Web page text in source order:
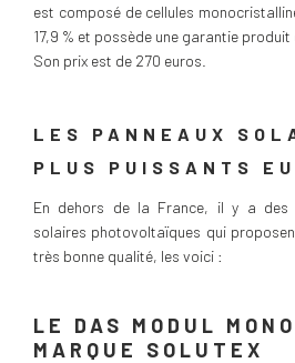
est composé de cellules
17,9 % et possède une garantie produit
Son prix est de 270 euros.
LES PANNEAUX
PLUS PUISSANTS
En dehors de la France, il y a des
solaires photovoltaïques qui
très bonne qualité, les voici :
LE DAS MODUL
MARQUE SOLUTEX